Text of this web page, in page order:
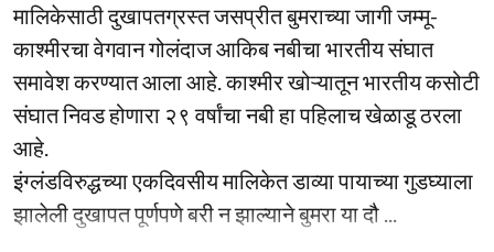
मालिकेसाठी दुखापतग्रस्त जसप्रीत बुमराच्या जागी जम्मू-
काश्मीरचा वेगवान गोलंदाज आकिब नबीचा भारतीय संघात
समावेश करण्यात आला आहे. काश्मीर खोऱ्यातून भारतीय कसोटी
संघात निवड होणारा २९ वर्षांचा नबी हा पहिलाच खेळाडू ठरला
आहे.
इंग्लंडविरुद्धच्या एकदिवसीय मालिकेत डाव्या पायाच्या गुडघ्याला
झालेली दुखापत पूर्णपणे बरी न झाल्याने बुमरा या दौ ...